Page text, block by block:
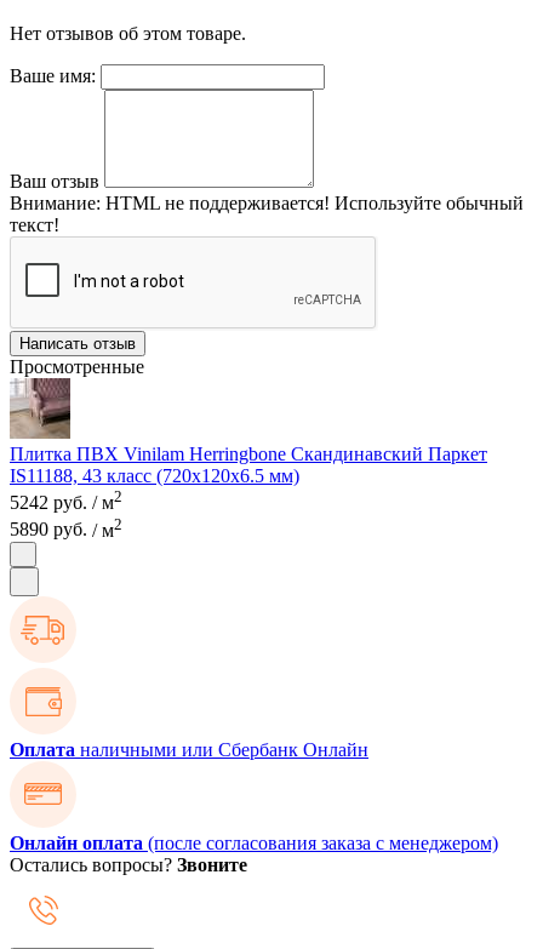
Нет отзывов об этом товаре.
Ваше имя:
Ваш отзыв
Внимание: HTML не поддерживается! Используйте обычный
текст!
Написать отзыв
Просмотренные
Плитка ПВХ Vinilam Herringbone Скандинавский Паркет
IS11188, 43 класс (720х120х6.5 мм)
5242 руб. / м2
5890 руб. / м2
Оплата наличными или Сбербанк Онлайн
Онлайн оплата (после согласования заказа с менеджером)
Остались вопросы? Звоните